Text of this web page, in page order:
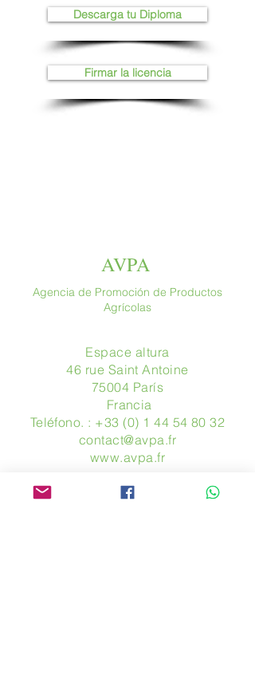
Descarga tu Diploma
Firmar la licencia
AVPA
Agencia de Promoción de Productos
Agrícolas
Espace altura
46 rue Saint Antoine
75004 París
​ Francia
Teléfono. : +33 (0) 1 44 54 80 32
contact@avpa.fr
www.avpa.fr